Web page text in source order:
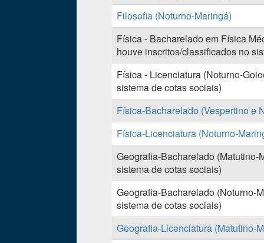
Filosofia (Noturno-Maringá)
Física - Bacharelado em Física
houve inscritos/classificados no
Física - Licenciatura (Noturno-
sistema de cotas sociais)
Física-Bacharelado (Vespertino e
Física-Licenciatura (Noturno-
Geografia-Bacharelado
sistema de cotas sociais)
Geografia-Bacharelado (Noturno-
sistema de cotas sociais)
Geografia-Licenciatura (Matutino-